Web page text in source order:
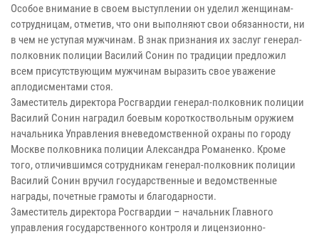
Особое внимание в своем выступлении он уделил женщинам-
сотрудницам, отметив, что они выполняют свои обязанности, ни
в чем не уступая мужчинам. В знак признания их заслуг генерал-
полковник полиции Василий Сонин по традиции предложил
всем присутствующим мужчинам выразить свое уважение
аплодисментами стоя.
Заместитель директора Росгвардии генерал-полковник полиции
Василий Сонин наградил боевым короткоствольным оружием
начальника Управления вневедомственной охраны по городу
Москве полковника полиции Александра Романенко. Кроме
того, отличившимся сотрудникам генерал-полковник полиции
Василий Сонин вручил государственные и ведомственные
награды, почетные грамоты и благодарности.
Заместитель директора Росгвардии – начальник Главного
управления государственного контроля и лицензионно-